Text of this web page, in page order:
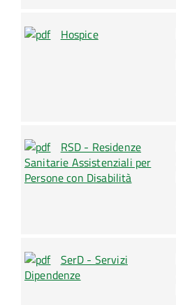
Hospice
RSD - Residenze
Sanitarie Assistenziali per
Persone con Disabilità
SerD - Servizi
Dipendenze